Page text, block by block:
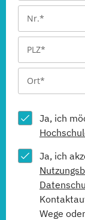
Ja, ich
Ja, ich
Wege